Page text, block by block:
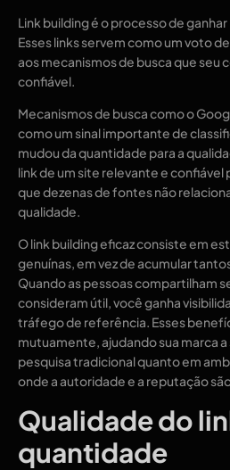
Link building é o processo de
Esses links servem como um voto
aos mecanismos de busca que seu
confiável.
Mecanismos de busca como o
como um sinal importante de
mudou da quantidade para a
link de um site relevante e confiável
que dezenas de fontes não
qualidade.
O link building eficaz consiste em
genuínas, em vez de acumular
Quando as pessoas compartilham
consideram útil, você ganha
tráfego de referência. Esses
mutuamente, ajudando sua marca
pesquisa tradicional quanto em
onde a autoridade e a reputação
Qualidade do
quantidade